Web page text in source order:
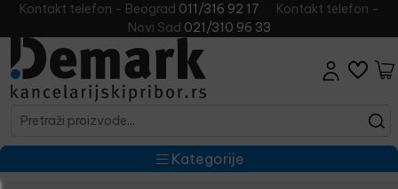
Kontakt telefon - Beograd 011/316 92 17
Kontakt telefon -
Novi Sad 021/310 96 33
Kategorije